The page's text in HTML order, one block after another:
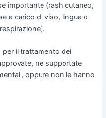
importante (rash cutaneo,
a carico di viso, lingua o
per il trattamento dei
né supportate
oppure non le hanno